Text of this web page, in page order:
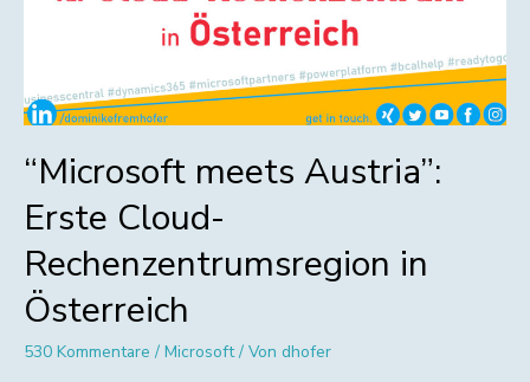
“Microsoft meets Austria”:
Erste Cloud-
Rechenzentrumsregion in
Österreich
530 Kommentare / Microsoft/ Von dhofer